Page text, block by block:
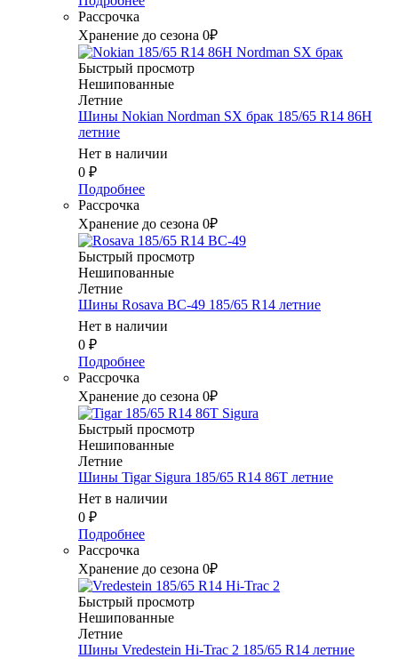
Рассрочка
Хранение до сезона 0₽
Быстрый просмотр
Нешипованные
Летние
Шины Nokian Nordman SX брак 185/65 R14 86H
летние
Нет в наличии
0 ₽
Подробнее
Рассрочка
Хранение до сезона 0₽
Быстрый просмотр
Нешипованные
Летние
Шины Rosava BC-49 185/65 R14 летние
Нет в наличии
0 ₽
Подробнее
Рассрочка
Хранение до сезона 0₽
Быстрый просмотр
Нешипованные
Летние
Шины Tigar Sigura 185/65 R14 86T летние
Нет в наличии
0 ₽
Подробнее
Рассрочка
Хранение до сезона 0₽
Быстрый просмотр
Нешипованные
Летние
Шины Vredestein Hi-Trac 2 185/65 R14 летние